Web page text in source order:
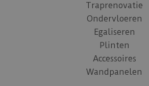
Traprenovatie
Ondervloeren
Egaliseren
Plinten
Accessoires
Wandpanelen